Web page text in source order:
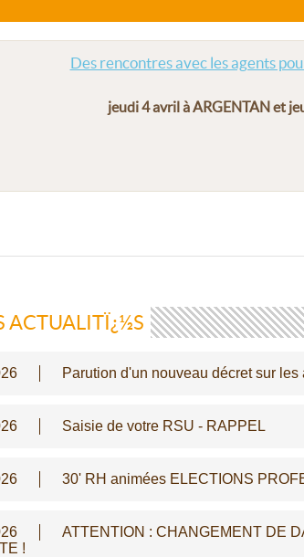
Des rencontres avec les agents
jeudi 4 avril à ARGENTAN et
ACTUALITÏ¿½S
Parution d'un nouveau décret sur
Saisie de votre RSU - RAPPEL
30' RH animées ELECTIONS
ATTENTION : CHANGEMENT DE
!